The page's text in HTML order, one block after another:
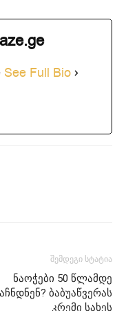
See Full Bio
შემდეგი სტატია
ნაოჭები 50 წლამდე
ბაბუაწვერას
კრემი სახეს